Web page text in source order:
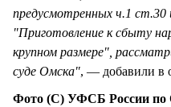
предусмотренных ч.1
"Приготовление к сбыту
крупном размере",
суде Омска", — добавили в
Фото (С) УФСБ России по